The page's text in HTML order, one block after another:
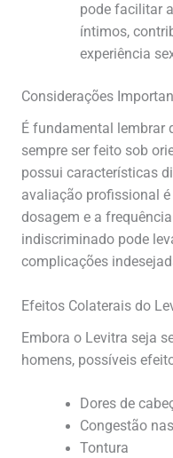
pode facilitar
íntimos,
experiência
Considerações
É fundamental lembrar
sempre ser feito sob
possui características
avaliação profissional
dosagem e a
indiscriminado pode
complicações
Efeitos Colaterais do
Embora o Levitra seja
homens, possíveis
Dores de
Congestão
Tontura